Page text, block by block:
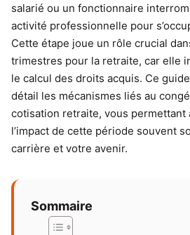
salarié ou un fonctionnaire
activité professionnelle pour
Cette étape joue un rôle crucial
trimestres pour la retraite, car elle
le calcul des droits acquis. Ce
détail les mécanismes liés au
cotisation retraite, vous permettant
l’impact de cette période souvent
carrière et votre avenir.
Sommaire